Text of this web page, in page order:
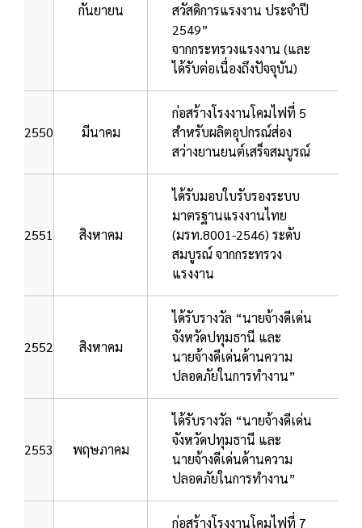
กันยายน
สวัสดิการแรงงาน ประจำปี
2549”
จากกระทรวงแรงงาน (และ
ได้รับต่อเนื่องถึงปัจจุบัน)
2550 มีนาคม
ก่อสร้างโรงงานโคมไฟที่ 5
สำหรับผลิตอุปกรณ์ส่อง
สว่างยานยนต์เสร็จสมบูรณ์
2551 สิงหาคม
ได้รับมอบใบรับรองระบบ
มาตรฐานแรงงานไทย
(มรท.8001-2546) ระดับ
สมบูรณ์ จากกระทรวง
แรงงาน
2552 สิงหาคม
ได้รับรางวัล “นายจ้างดีเด่น
จังหวัดปทุมธานี และ
นายจ้างดีเด่นด้านความ
ปลอดภัยในการทำงาน”
2553 พฤษภาคม
ได้รับรางวัล “นายจ้างดีเด่น
จังหวัดปทุมธานี และ
นายจ้างดีเด่นด้านความ
ปลอดภัยในการทำงาน”
ก่อสร้างโรงงานโคมไฟที่ 7